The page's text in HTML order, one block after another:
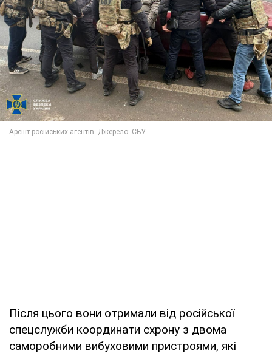
Після цього вони отримали від російської
спецслужби координати схрону з двома
саморобними вибуховими пристроями, які